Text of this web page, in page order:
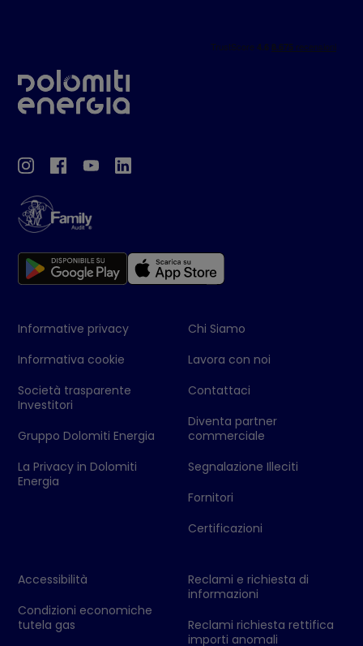
Informative privacy
Informativa cookie
Società trasparente
Investitori
Gruppo Dolomiti Energia
La Privacy in Dolomiti
Energia
Chi Siamo
Lavora con noi
Contattaci
Diventa partner
commerciale
Segnalazione Illeciti
Fornitori
Certificazioni
Accessibilità
Condizioni economiche
tutela gas
Reclami e richiesta di
informazioni
Reclami richiesta rettifica
importi anomali